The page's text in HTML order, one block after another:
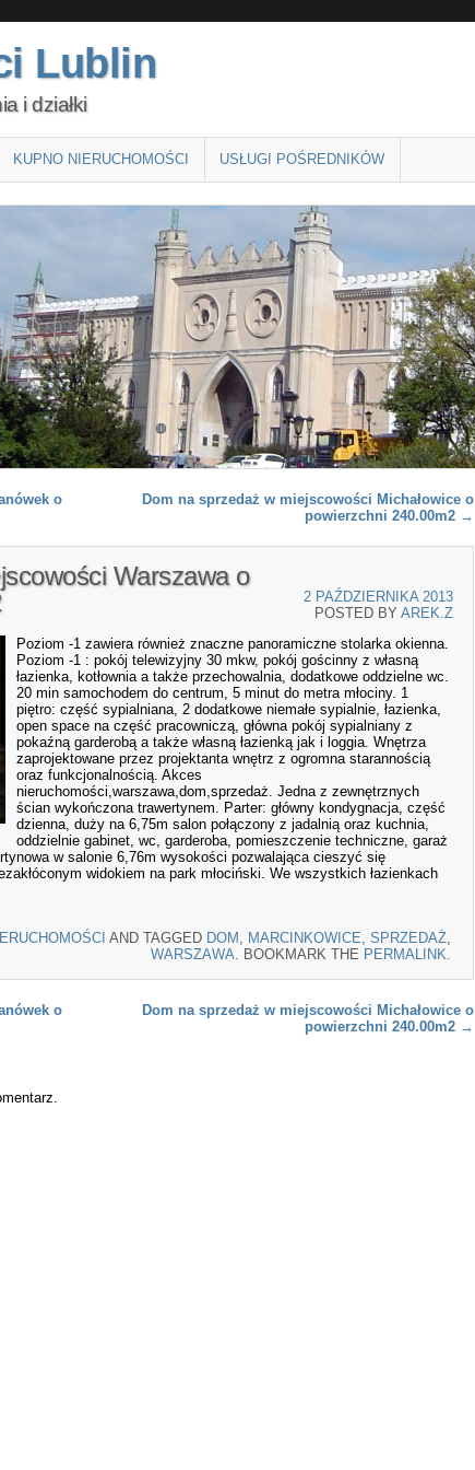
Lublin
i działki
KUPNO NIERUCHOMOŚCI USŁUGI POŚREDNIKÓW
o
Dom na sprzedaż w miejscowości Michałowice o
powierzchni 240.00m2 →
Warszawa o
2 PAŹDZIERNIKA 2013
POSTED BY AREK.Z
Poziom -1 zawiera również znaczne panoramiczne stolarka okienna.
Poziom -1 : pokój telewizyjny 30 mkw, pokój gościnny z własną
łazienka, kotłownia a także przechowalnia, dodatkowe oddzielne wc.
20 min samochodem do centrum, 5 minut do metra młociny. 1
piętro: część sypialniana, 2 dodatkowe niemałe sypialnie, łazienka,
open space na część pracowniczą, główna pokój sypialniany z
pokaźną garderobą a także własną łazienką jak i loggia. Wnętrza
zaprojektowane przez projektanta wnętrz z ogromna starannością
oraz funkcjonalnością. Akces
nieruchomości,warszawa,dom,sprzedaż. Jedna z zewnętrznych
ścian wykończona trawertynem. Parter: główny kondygnacja, część
dzienna, duży na 6,75m salon połączony z jadalnią oraz kuchnia,
oddzielnie gabinet, wc, garderoba, pomieszczenie techniczne, garaż
w salonie 6,76m wysokości pozwalająca cieszyć się
widokiem na park młociński. We wszystkich łazienkach
AND TAGGED DOM MARCINKOWICE SPRZEDAŻ
WARSZAWA . BOOKMARK THE PERMALINK
o
Dom na sprzedaż w miejscowości Michałowice o
powierzchni 240.00m2 →